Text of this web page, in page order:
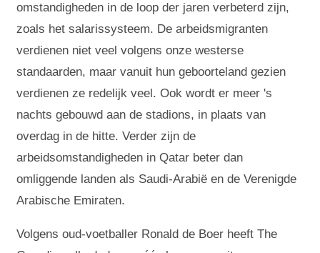
omstandigheden in de loop der jaren verbeterd zijn,
zoals het salarissysteem. De arbeidsmigranten
verdienen niet veel volgens onze westerse
standaarden, maar vanuit hun geboorteland gezien
verdienen ze redelijk veel. Ook wordt er meer 's
nachts gebouwd aan de stadions, in plaats van
overdag in de hitte. Verder zijn de
arbeidsomstandigheden in Qatar beter dan
omliggende landen als Saudi-Arabië en de Verenigde
Arabische Emiraten.
Volgens oud-voetballer Ronald de Boer heeft The